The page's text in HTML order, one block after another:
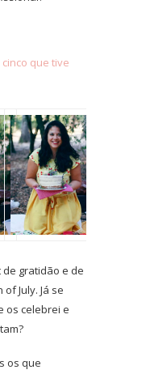
que tive
de gratidão e de
July. Já se
os celebrei e
os que